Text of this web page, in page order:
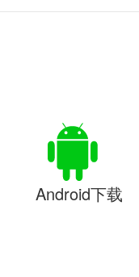
Android下载